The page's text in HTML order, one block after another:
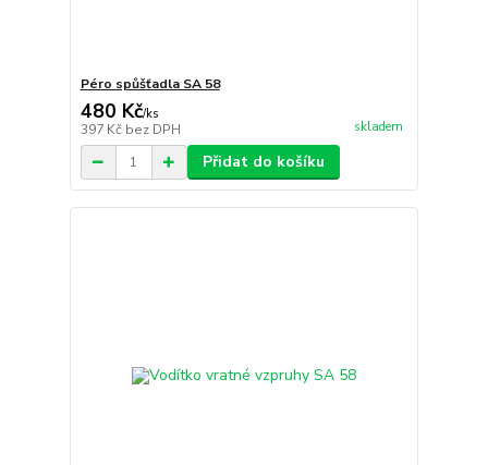
Péro spůšťadla SA 58
480 Kč/ks
397 Kč bez DPH skladem
Přidat do košíku